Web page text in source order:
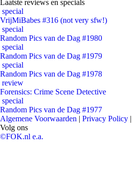
Laatste reviews en specials
special
VrijMiBabes #316 (not very sfw!)
special
Random Pics van de Dag #1980
special
Random Pics van de Dag #1979
special
Random Pics van de Dag #1978
review
Forensics: Crime Scene Detective
special
Random Pics van de Dag #1977
Algemene Voorwaarden | Privacy Policy |
Volg ons
©FOK.nl e.a.